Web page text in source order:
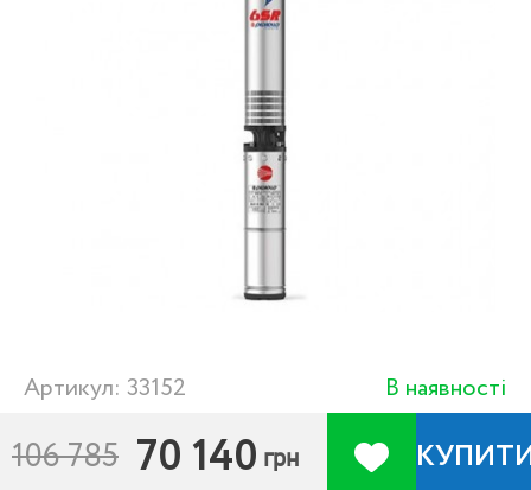
Артикул: 33152 В наявності
106 785 70 140 грн